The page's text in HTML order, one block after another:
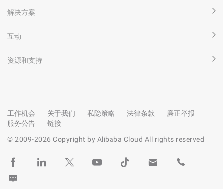
解决方案
互动
资源和支持
工作机会 关于我们 私隐策略 法律条款
廉正举报
服务公告
链接
© 2009-2026 Copyright by Alibaba Cloud All rights reserved